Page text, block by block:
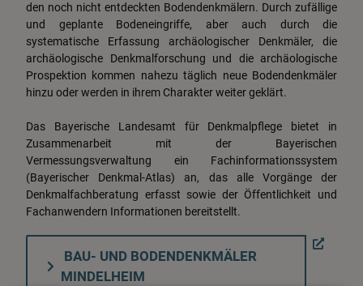
den noch nicht entdeckten Bodendenkmälern. Durch zufällige
und geplante Bodeneingriffe, aber auch durch die
systematische Erfassung archäologischer Denkmäler, die
archäologische Denkmalforschung und die archäologische
Prospektion kommen nahezu täglich neue Bodendenkmäler
hinzu oder werden in ihrem Charakter weiter geklärt.
Das Bayerische Landesamt für Denkmalpflege bietet in
Zusammenarbeit mit der Bayerischen
Vermessungsverwaltung ein Fachinformationssystem
(Bayerischer Denkmal-Atlas) an, das alle Vorgänge der
Denkmalfachberatung erfasst sowie der Öffentlichkeit und
Fachanwendern Informationen bereitstellt.
BAU- UND BODENDENKMÄLER
MINDELHEIM